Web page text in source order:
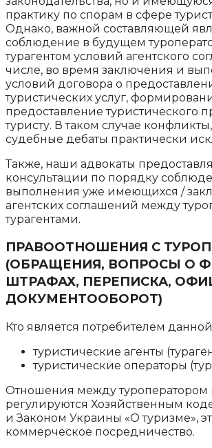
практику по спорам в сфере
Однако, важной составляющей
соблюдение в будущем
турагентом условий агентского
числе, во время заключения и
условий договора о
туристических услуг,
предоставление туристического
туристу. В таком случае
судебные дебаты практически
Также, наши адвокаты
консультации по порядку
выполнения уже имеющихся /
агентских соглашений между
турагентами.
ПРАВООТНОШЕНИЯ С
(ОБРАЩЕНИЯ, ВОПРОСЫ О
ШТРАФАХ, ПЕРЕПИСКА,
ДОКУМЕНТООБОРОТ)
Кто является потребителем
туристические агенты
туристические операторы
Отношения между туроператором
регулируются Хозяйственным
и Законом Украины «О туризме»,
коммерческое посредничество.